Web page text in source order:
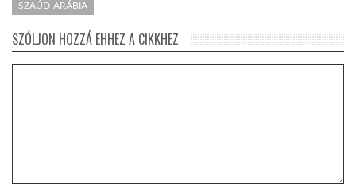
SZAÚD-ARÁBIA
SZÓLJON HOZZÁ EHHEZ A CIKKHEZ